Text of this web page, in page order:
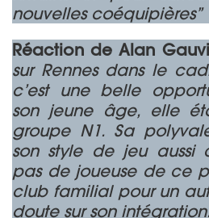
nouvelles coéquipières”
Réaction de Alan
sur Rennes dans le
c’est une belle
son jeune âge, elle
groupe N1. Sa
son style de jeu aussi
pas de joueuse de ce
club familial pour un
doute sur son